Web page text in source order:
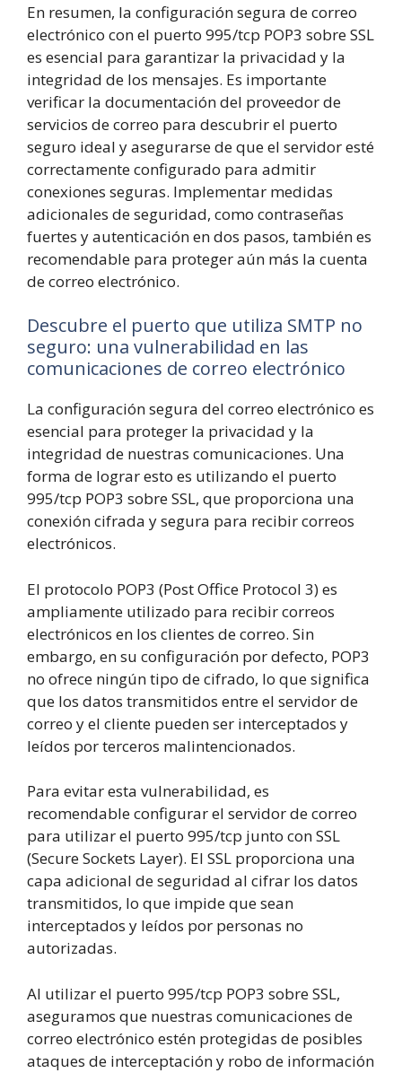
En resumen, la configuración segura de correo
electrónico con el puerto 995/tcp POP3 sobre SSL
es esencial para garantizar la privacidad y la
integridad de los mensajes. Es importante
verificar la documentación del proveedor de
servicios de correo para descubrir el puerto
seguro ideal y asegurarse de que el servidor esté
correctamente configurado para admitir
conexiones seguras. Implementar medidas
adicionales de seguridad, como contraseñas
fuertes y autenticación en dos pasos, también es
recomendable para proteger aún más la cuenta
de correo electrónico.
Descubre el puerto que utiliza SMTP no
seguro: una vulnerabilidad en las
comunicaciones de correo electrónico
La configuración segura del correo electrónico es
esencial para proteger la privacidad y la
integridad de nuestras comunicaciones. Una
forma de lograr esto es utilizando el puerto
995/tcp POP3 sobre SSL, que proporciona una
conexión cifrada y segura para recibir correos
electrónicos.
El protocolo POP3 (Post Office Protocol 3) es
ampliamente utilizado para recibir correos
electrónicos en los clientes de correo. Sin
embargo, en su configuración por defecto, POP3
no ofrece ningún tipo de cifrado, lo que significa
que los datos transmitidos entre el servidor de
correo y el cliente pueden ser interceptados y
leídos por terceros malintencionados.
Para evitar esta vulnerabilidad, es
recomendable configurar el servidor de correo
para utilizar el puerto 995/tcp junto con SSL
(Secure Sockets Layer). El SSL proporciona una
capa adicional de seguridad al cifrar los datos
transmitidos, lo que impide que sean
interceptados y leídos por personas no
autorizadas.
Al utilizar el puerto 995/tcp POP3 sobre SSL,
aseguramos que nuestras comunicaciones de
correo electrónico estén protegidas de posibles
ataques de interceptación y robo de información